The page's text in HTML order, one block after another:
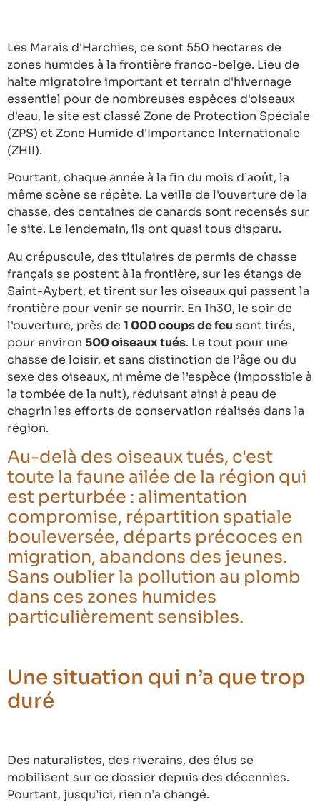
Les Marais d'Harchies, ce sont 550 hectares de
zones humides à la frontière franco-belge. Lieu de
halte migratoire important et terrain d'hivernage
essentiel pour de nombreuses espèces d'oiseaux
d'eau, le site est classé Zone de Protection Spéciale
(ZPS) et Zone Humide d'Importance Internationale
(ZHII).
Pourtant, chaque année à la fin du mois d’août, la
même scène se répète. La veille de l'ouverture de la
chasse, des centaines de canards sont recensés sur
le site. Le lendemain, ils ont quasi tous disparu.
Au crépuscule, des titulaires de permis de chasse
français se postent à la frontière, sur les étangs de
Saint-Aybert, et tirent sur les oiseaux qui passent la
frontière pour venir se nourrir. En 1h30, le soir de
l'ouverture, près de 1 000 coups de feu sont tirés,
pour environ 500 oiseaux tués. Le tout pour une
chasse de loisir, et sans distinction de l’âge ou du
sexe des oiseaux, ni même de l’espèce (impossible à
la tombée de la nuit), réduisant ainsi à peau de
chagrin les efforts de conservation réalisés dans la
région.
Au-delà des oiseaux tués, c'est
toute la faune ailée de la région qui
est perturbée : alimentation
compromise, répartition spatiale
bouleversée, départs précoces en
migration, abandons des jeunes.
Sans oublier la pollution au plomb
dans ces zones humides
particulièrement sensibles.
Une situation qui n’a que trop
duré
Des naturalistes, des riverains, des élus se
mobilisent sur ce dossier depuis des décennies.
Pourtant, jusqu’ici, rien n’a changé.